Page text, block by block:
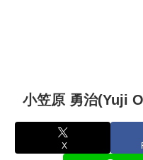
小笠原 勇治(Yuji
X